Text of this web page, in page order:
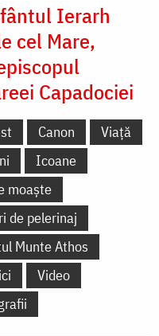
Ierarh
cel Mare,
Capadociei
Canon
Viață
Icoane
moaște
de pelerinaj
Munte Athos
Video